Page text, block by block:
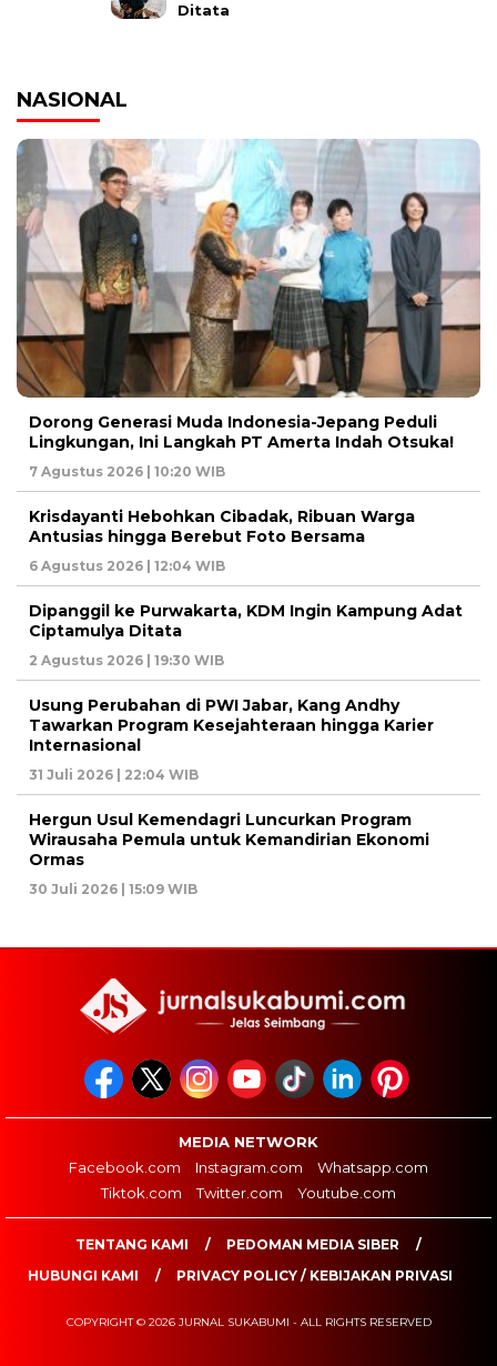
Ditata
NASIONAL
Dorong Generasi Muda Indonesia-Jepang Peduli
Lingkungan, Ini Langkah PT Amerta Indah Otsuka!
7 Agustus 2026 | 10:20 WIB
Krisdayanti Hebohkan Cibadak, Ribuan Warga
Antusias hingga Berebut Foto Bersama
6 Agustus 2026 | 12:04 WIB
Dipanggil ke Purwakarta, KDM Ingin Kampung Adat
Ciptamulya Ditata
2 Agustus 2026 | 19:30 WIB
Usung Perubahan di PWI Jabar, Kang Andhy
Tawarkan Program Kesejahteraan hingga Karier
Internasional
31 Juli 2026 | 22:04 WIB
Hergun Usul Kemendagri Luncurkan Program
Wirausaha Pemula untuk Kemandirian Ekonomi
Ormas
30 Juli 2026 | 15:09 WIB
MEDIA NETWORK
Facebook.com
Instagram.com
Whatsapp.com
Tiktok.com
Twitter.com Youtube.com
TENTANG KAMI
PEDOMAN MEDIA SIBER
HUBUNGI KAMI
PRIVACY POLICY / KEBIJAKAN PRIVASI
COPYRIGHT © 2026 JURNAL SUKABUMI - ALL RIGHTS RESERVED